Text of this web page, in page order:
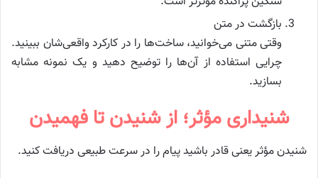
بازگشت در متن
وقتی متنی می‌خوانید، ساخت‌ها را در کارکرد واقعی‌شان ببینید.
چرایی استفاده از آن‌ها را توضیح دهید و یک نمونه مشابه
بسازید.
شنیداری مؤثر؛ از شنیدن تا فهمیدن
شنیدن مؤثر یعنی قادر باشید پیام را در سرعت طبیعی دریافت کنید.